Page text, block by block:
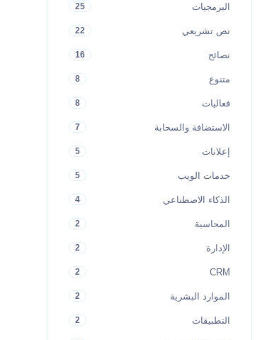
البرمجيات 25
نص تشريعي 22
نصائح 16
متنوع 8
فعاليات 8
الاستضافة والسحابة 7
إعلانات 5
خدمات الويب 5
الذكاء الاصطناعي 4
المحاسبة 2
الإدارة 2
CRM
2
الموارد البشرية 2
التطبيقات 2